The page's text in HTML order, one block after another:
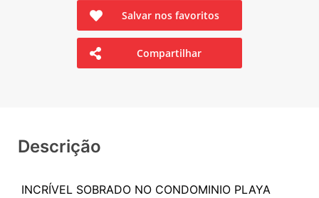
Salvar nos favoritos
Compartilhar
Descrição
INCRÍVEL SOBRADO NO CONDOMINIO PLAYA